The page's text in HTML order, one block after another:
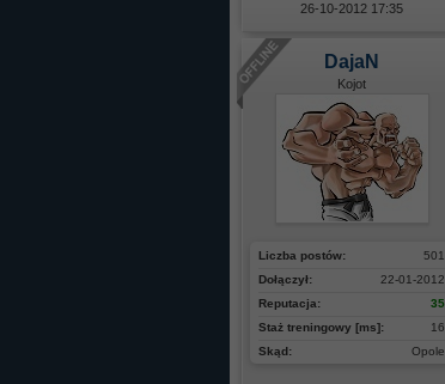
26-10-2012 17:35
DajaN
Kojot
501
Liczba postów:
22-01-2012
Dołączył:
35
Reputacja:
16
Staż treningowy [ms]:
Opole
Skąd: